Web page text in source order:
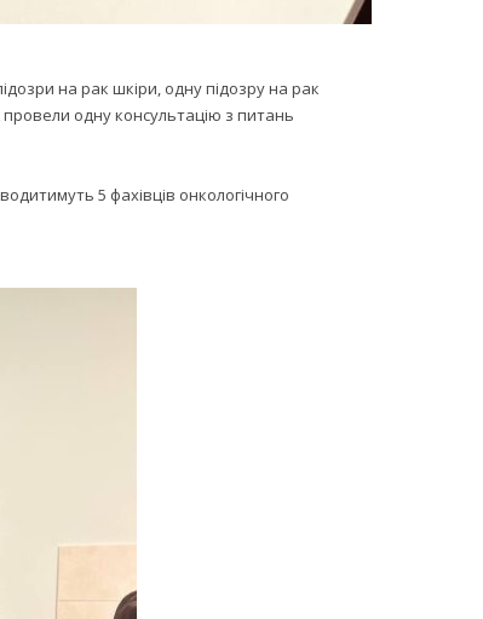
на рак шкіри, одну підозру на рак
одну консультацію з питань
5 фахівців онкологічного